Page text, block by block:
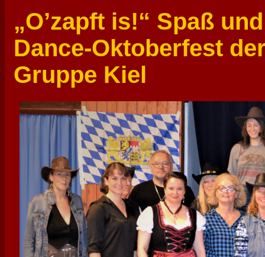
„O’zapft is!“ Spaß
Dance-Oktoberfest
Gruppe Kiel